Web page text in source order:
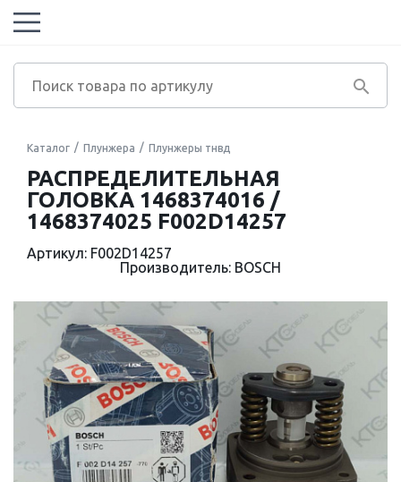
Каталог Плунжера Плунжеры тнвд
РАСПРЕДЕЛИТЕЛЬНАЯ
ГОЛОВКА 1468374016 /
1468374025 F002D14257
Артикул: F002D14257
Производитель: BOSCH